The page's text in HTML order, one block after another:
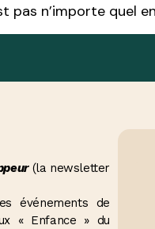
pas n’importe quel
(la newsletter
événements de
« Enfance » du